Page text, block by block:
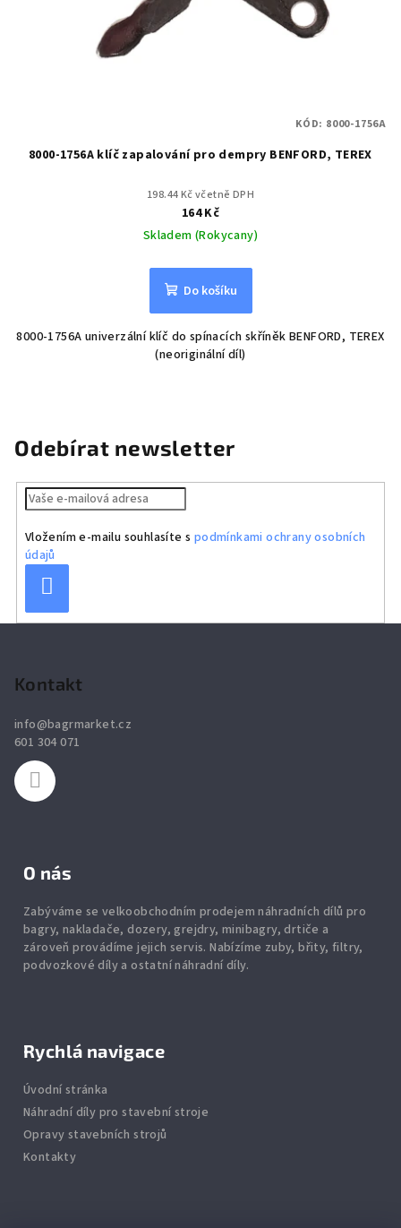
8000-1756A klíč zapalování pro dempry BENFORD, TEREX
198.44 Kč včetně DPH
164 Kč
Skladem (Rokycany)
Do košíku
8000-1756A univerzální klíč do spínacích skříněk BENFORD, TEREX
(neoriginální díl)
KÓD: 8000-1756A
Odebírat newsletter
Vložením e-mailu souhlasíte s podmínkami ochrany osobních
údajů
Kontakt
info@bagrmarket.cz
601 304 071
O nás
Zabýváme se velkoobchodním prodejem náhradních dílů pro
bagry, nakladače, dozery, grejdry, minibagry, drtiče a
zároveň provádíme jejich servis. Nabízíme zuby,břity,filtry,
podvozkové díly a ostatní náhradní díly.
Rychlá navigace
Úvodní stránka
Náhradní díly pro stavební stroje
Opravy stavebních strojů
Kontakty